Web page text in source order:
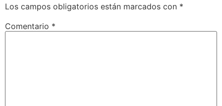
Los campos obligatorios están marcados con *
Comentario *